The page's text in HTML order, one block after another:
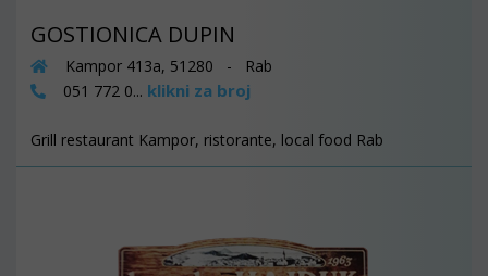
GOSTIONICA DUPIN
Kampor 413a, 51280 - Rab
051 772 0... klikni za broj
Grill restaurant Kampor, ristorante, local food Rab